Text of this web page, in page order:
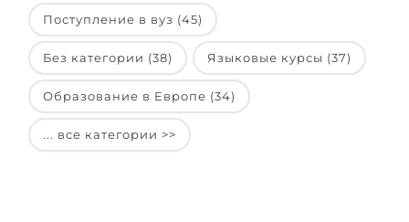
Поступление в вуз (45)
Без категории (38) Языковые курсы (37)
Образование в Европе (34)
... все категории >>